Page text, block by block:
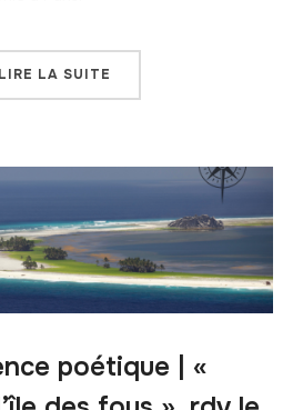
LIRE LA SUITE
poétique | «